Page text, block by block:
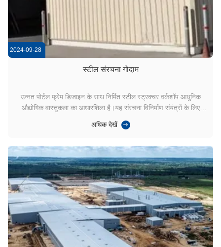
2024-09-28
स्टील संरचना गोदाम
उन्नत पोर्टल फ्रेम डिजाइन के साथ निर्मित स्टील स्ट्रक्चर वर्कशॉप आधुनिक
औद्योगिक वास्तुकला का आधारशिला है।यह संरचना विनिर्माण संयंत्रों के लिए
लगाते हैं। बेहतर हवा प्रतिरोध कठोर पर्यावरणीय परिस्थितियों का सामना करने के
अधिक देखें